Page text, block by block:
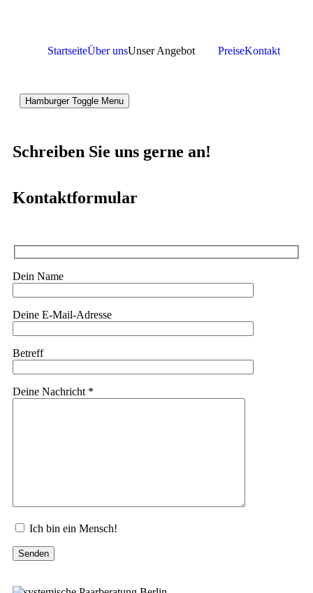
StartseiteÜber unsUnser Angebot PreiseKontakt
Hamburger Toggle Menu
Schreiben Sie uns gerne an!
Kontaktformular
Dein Name
Deine E-Mail-Adresse
Betreff
Deine Nachricht *
Bitte lasse dieses Feld leer.
Ich bin ein Mensch!